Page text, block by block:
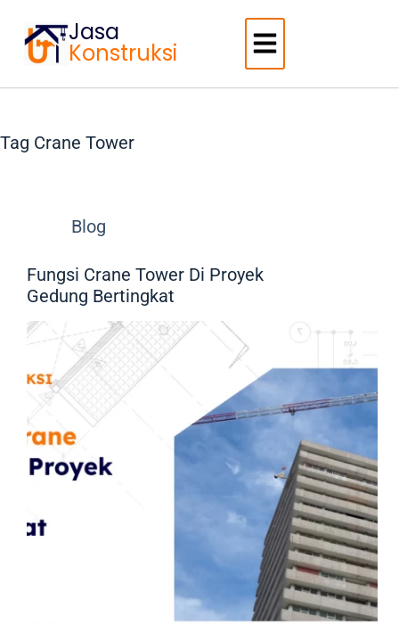
Jasa
Konstruksi
Tag Crane Tower
Blog
Fungsi Crane Tower Di Proyek
Gedung Bertingkat